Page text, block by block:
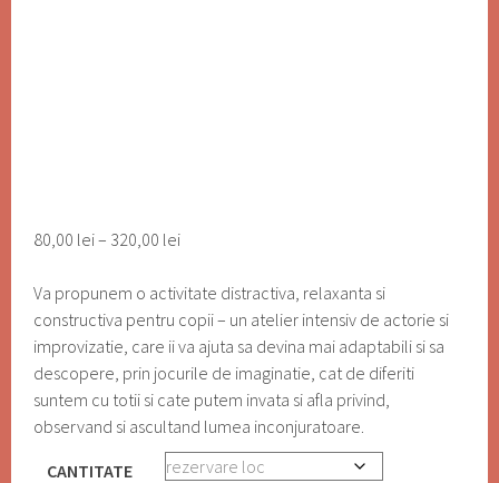
80,00 lei– 320,00 leiInterval
prețuri:
80,00 lei
până
la
320,00 lei
Va propunem o activitate distractiva, relaxanta si
constructiva pentru copii – un atelier intensiv de actorie si
improvizatie, care ii va ajuta sa devina mai adaptabili si sa
descopere, prin jocurile de imaginatie, cat de diferiti
suntem cu totii si cate putem invata si afla privind,
observand si ascultand lumea inconjuratoare.
CANTITATE